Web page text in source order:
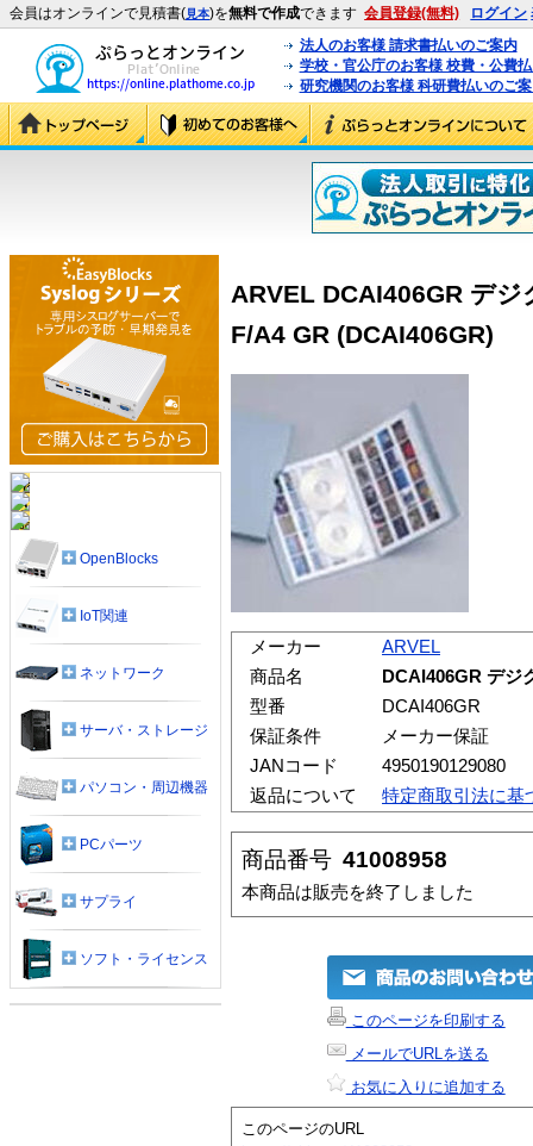
会員はオンラインで見積書(見本)を無料で作成できます 会員登録(無料) ログイン
法人のお客様 請求書払いのご案内
学校・官公庁のお客様 校費・公費
研究機関のお客様 科研費払いのご
ARVEL DCAI406GR デ
F/A4 GR (DCAI406GR)
メーカー
ARVEL
商品名
DCAI406GR デジ
型番
DCAI406GR
保証条件
メーカー保証
JANコード
4950190129080
返品について
特定商取引法に基
商品番号 41008958
本商品は販売を終了しました
このページを印刷する
メールでURLを送る
お気に入りに追加する
このページのURL
OpenBlocks
IoT関連
ネットワーク
サーバ・ストレージ
パソコン・周辺機器
PCパーツ
サプライ
ソフト・ライセンス